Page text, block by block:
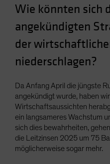
Singapore
South Korea - 대한민국
Spain
Sweden
Taiwan - 台灣
UK
United States (US
US (Non-US Citizens/
Wie könnten sich
angekündigten
der
niederschlagen?
Da Anfang April die jüngste
angekündigt wurde, haben
Wirtschaftsaussichten
ein langsameres Wachstum
sich dies bewahrheiten,
die Leitzinsen 2025 um 75
möglicherweise sogar mehr.